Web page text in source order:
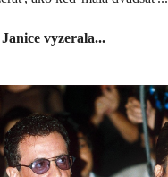
vyzerala...